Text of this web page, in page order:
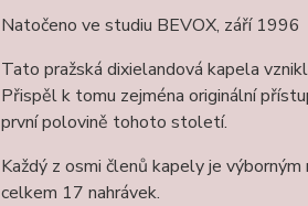
Natočeno ve studiu BEVOX, září 1996
Tato pražská dixielandová kapela
Přispěl k tomu zejména originální
první polovině tohoto století.
Každý z osmi členů kapely je
celkem 17 nahrávek.